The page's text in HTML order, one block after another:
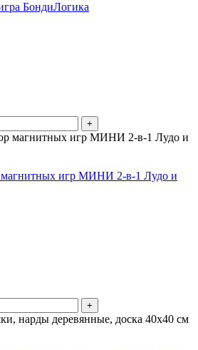
БондиЛогика
+
магнитных игр МИНИ 2-в-1 Лудо и
+